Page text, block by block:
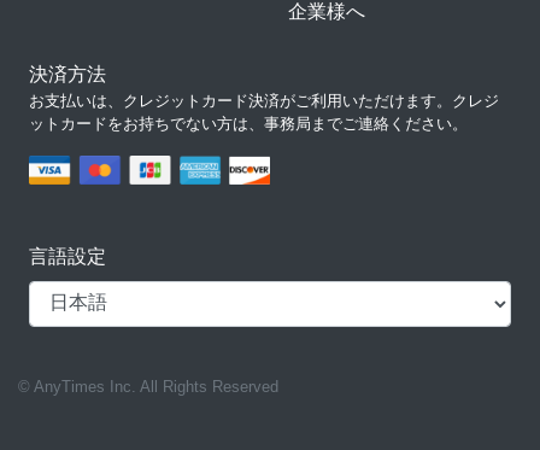
企業様へ
決済方法
お支払いは、クレジットカード決済がご利用いただけます。クレジ
ットカードをお持ちでない方は、事務局までご連絡ください。
言語設定
© AnyTimes Inc. All Rights Reserved